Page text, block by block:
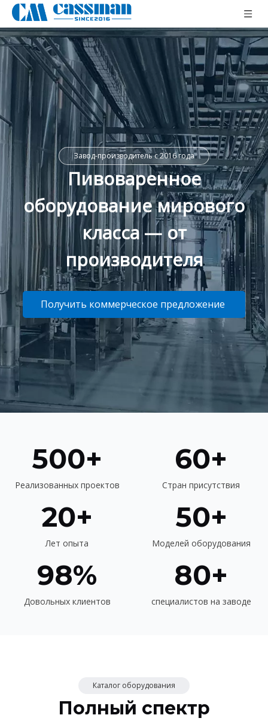
Завод-производитель с 2016 года
Пивоваренное
оборудование мирового
класса — от
производителя
Получить коммерческое предложение
500+
Реализованных проектов
60+
Стран присутствия
20+
Лет опыта
50+
Моделей оборудования
98%
Довольных клиентов
80+
специалистов на заводе
Каталог оборудования
Полный спектр